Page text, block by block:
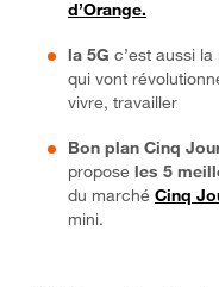
d’Orange.
la 5G c’est aussi
qui vont
vivre, travailler
Bon plan Cinq
propose les 5
du marché Cinq
mini.